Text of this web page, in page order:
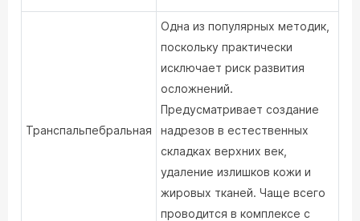
Транспальпебральная
Одна из популярных методик,
поскольку практически
исключает риск развития
осложнений.
Предусматривает создание
надрезов в естественных
складках верхних век,
удаление излишков кожи и
жировых тканей. Чаще всего
проводится в комплексе с